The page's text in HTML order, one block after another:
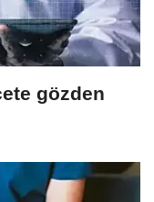
gözden